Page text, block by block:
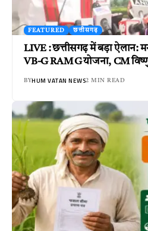
FEATURED छत्तीसगढ़
LIVE : छत्तीसगढ़ में बड़ा ऐलान:
VB-G RAM G योजना, CM
BYHUM VATAN NEWS2 MIN READ